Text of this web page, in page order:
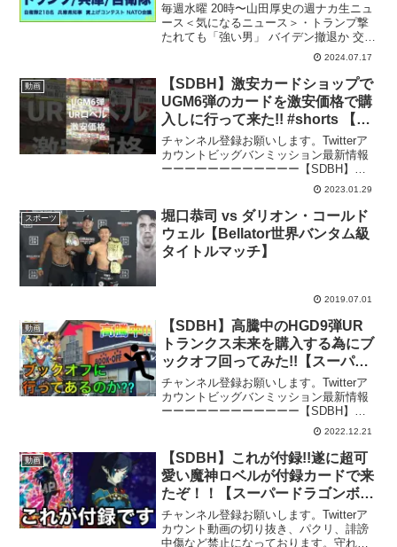
毎週水曜 20時〜山田厚史の週ナカ生ニュ
ース＜気になるニュース＞・トランプ撃
たれても「強い男」 バイデン撤退か 交代
論高まる・防衛省大量処分218人 機密違
反から不正受給まで・副知事説得も兵庫
県パワハラ知事辞任拒否【今週の万博】
赤字引き受...
2024.07.17
動画
【SDBH】激安カードショップで
UGM6弾のカードを激安価格で購
入しに行って来た!! #shorts 【ス
ーパードラゴンボールヒーロー
ズ 激安カード購入】
チャンネル登録お願いします。Twitterア
カウントビッグバンミッション最新情報
ーーーーーーーーーーーー【SDBH】閲
覧必須！マジで好評だったので特別に女
の全裸カード大公開します！！【スーパ
ードラゴンボールヒーローズ セクシー
カード】【SD...
2023.01.29
スポーツ
堀口恭司 vs ダリオン・コールド
ウェル【Bellator世界バンタム級
タイトルマッチ】
2019.07.01
動画
【SDBH】高騰中のHGD9弾UR
トランクス未来を購入する為にブ
ックオフ回ってみた!!【スーパー
ドラゴンボールヒーローズ 高騰
カード購入】
チャンネル登録お願いします。Twitterア
カウントビッグバンミッション最新情報
ーーーーーーーーーーーー【SDBH】閲
覧必須！マジで好評だったので特別に女
の全裸カード大公開します！！【スーパ
ードラゴンボールヒーローズ セクシー
カード】【SD...
2022.12.21
動画
【SDBH】これが付録!!遂に超可
愛い魔神ロベルが付録カードで来
たぞ！！【スーパードラゴンボー
ルヒーローズ 最強ジャンプ】
チャンネル登録お願いします。Twitterア
カウント動画の切り抜き、パクリ、誹謗
中傷など禁止になっております。守れな